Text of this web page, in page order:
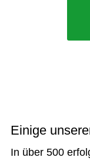
Einige
In über 500